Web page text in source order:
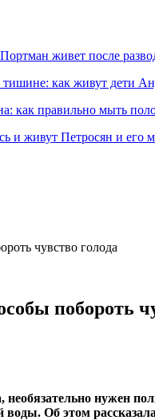
живет после
тишине: как живут дети
как правильно мыть
и живут Петросян и его
чувство голода
побороть
необязательно нужен
воды. Об этом